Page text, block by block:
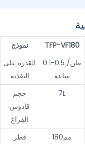
نموذج TFP-VF180
القدرة على
التغذية
0.1-0.5 طن/
ساعة
حجم
قادوس
الفراغ
7L
قطر
مم180